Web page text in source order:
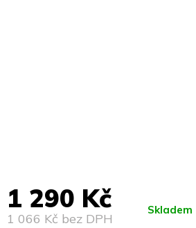
1 290 Kč
1 066 Kč bez DPH
Skladem